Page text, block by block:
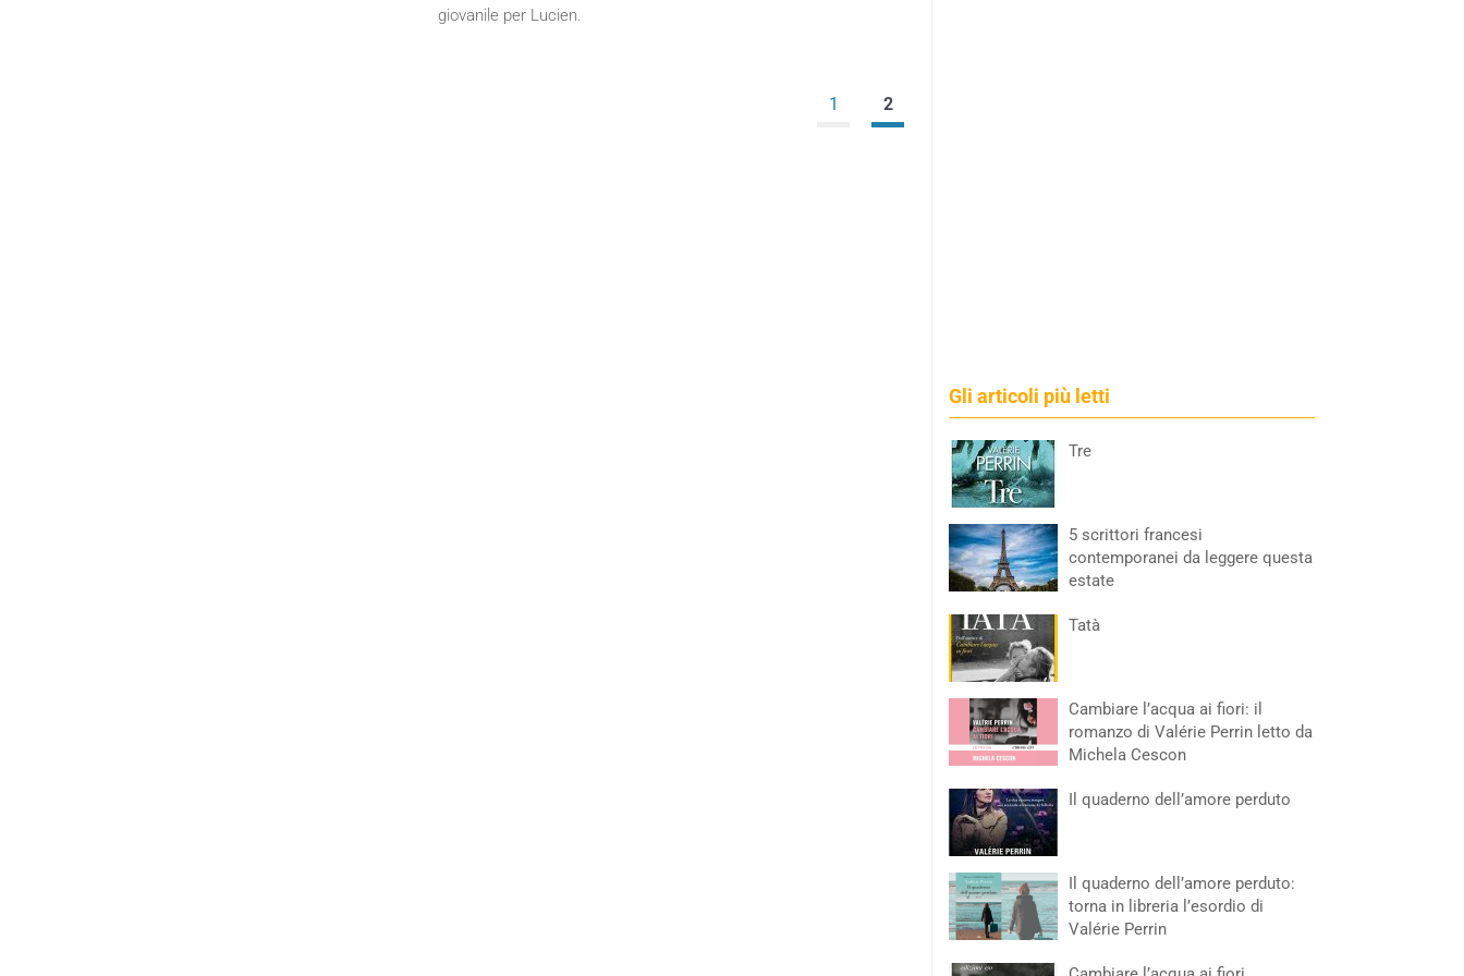
giovanile per Lucien.
1 2
Gli articoli più letti
Tre
5 scrittori francesi
contemporanei da leggere questa
estate
Tatà
Cambiare l’acqua ai fiori: il
romanzo di Valérie Perrin letto da
Michela Cescon
Il quaderno dell’amore perduto
Il quaderno dell’amore perduto:
torna in libreria l’esordio di
Valérie Perrin